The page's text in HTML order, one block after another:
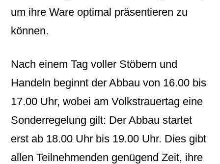
um ihre Ware optimal präsentieren zu
können.
Nach einem Tag voller Stöbern und
Handeln beginnt der Abbau von 16.00 bis
17.00 Uhr, wobei am Volkstrauertag eine
Sonderregelung gilt: Der Abbau startet
erst ab 18.00 Uhr bis 19.00 Uhr. Dies gibt
allen Teilnehmenden genügend Zeit, ihre